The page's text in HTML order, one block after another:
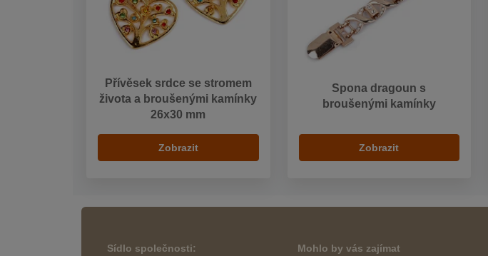
Přívěsek srdce se stromem
života a broušenými kamínky
26x30 mm
Zobrazit
Spona dragoun s
broušenými kamínky
Zobrazit
Sídlo společnosti:
Mohlo by vás zajímat